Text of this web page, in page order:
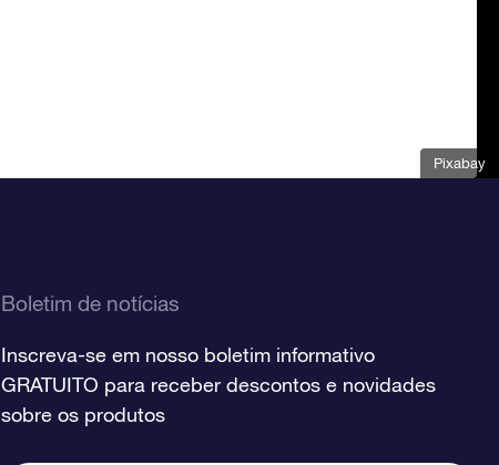
Pixabay
Boletim de notícias
Inscreva-se em nosso boletim informativo
GRATUITO para receber descontos e novidades
sobre os produtos